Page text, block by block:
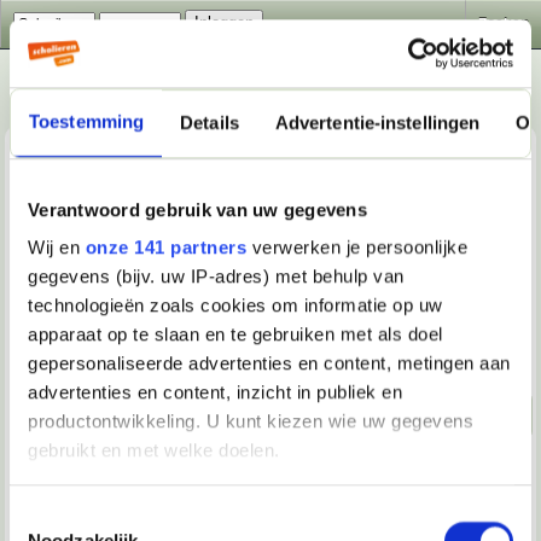
Toestemming Details Advertentie-instellingen
Verantwoord gebruik van uw gegevens
Wij en onze 141 partners verwerken je persoonlijke
gegevens (bijv. uw IP-adres) met behulp van
technologieën zoals cookies om informatie op uw
apparaat op te slaan en te gebruiken met als doel
gepersonaliseerde advertenties en content, metingen aan
advertenties en content, inzicht in publiek en
productontwikkeling. U kunt kiezen wie uw gegevens
gebruikt en met welke doelen.
Zoeken
Algemeen> Nieuws, Achtergronden & Wetenschap
Conner Rousseau over een betere regering, ook voor
scholieren
Beantwoorden
Naar beneden!